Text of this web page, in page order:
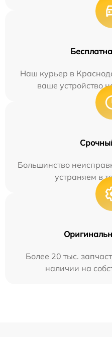
Наш курьер в
ваше устройство
Большинство
устраняем в
Более 20 тыс.
наличии на